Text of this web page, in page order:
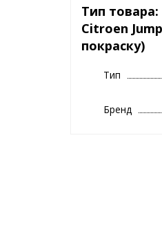
Поверхность:
Покрытие: нет
Вес: 1990 гр
Размер в
Комплектация:
Устанавливается
Решетка
радиатор от
движения.
Решетка
Тип
Citroen
покраску)
Тип
Бренд